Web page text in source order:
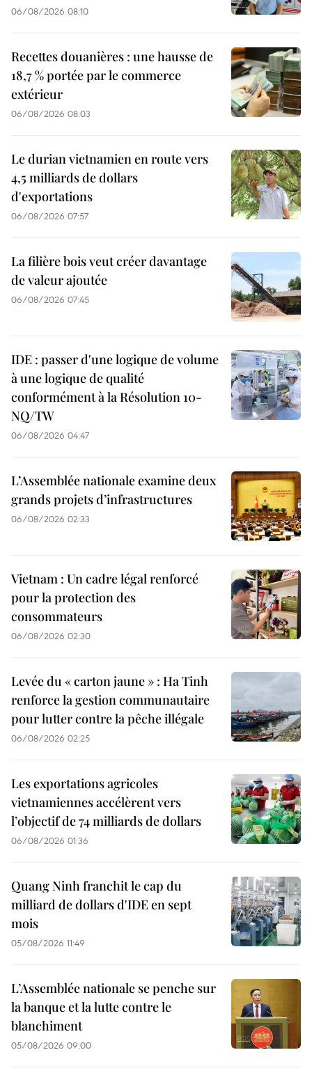
06/08/2026 08:10
Recettes douanières : une hausse de
18,7 % portée par le commerce
extérieur
06/08/2026 08:03
Le durian vietnamien en route vers
4,5 milliards de dollars
d'exportations
06/08/2026 07:57
La filière bois veut créer davantage
de valeur ajoutée
06/08/2026 07:45
IDE : passer d'une logique de volume
à une logique de qualité
conformément à la Résolution 10-
NQ/TW
06/08/2026 04:47
L’Assemblée nationale examine deux
grands projets d’infrastructures
06/08/2026 02:33
Vietnam : Un cadre légal renforcé
pour la protection des
consommateurs
06/08/2026 02:30
Levée du « carton jaune » : Ha Tinh
renforce la gestion communautaire
pour lutter contre la pêche illégale
06/08/2026 02:25
Les exportations agricoles
vietnamiennes accélèrent vers
l’objectif de 74 milliards de dollars
06/08/2026 01:36
Quang Ninh franchit le cap du
milliard de dollars d'IDE en sept
mois
05/08/2026 11:49
L’Assemblée nationale se penche sur
la banque et la lutte contre le
blanchiment
05/08/2026 09:00